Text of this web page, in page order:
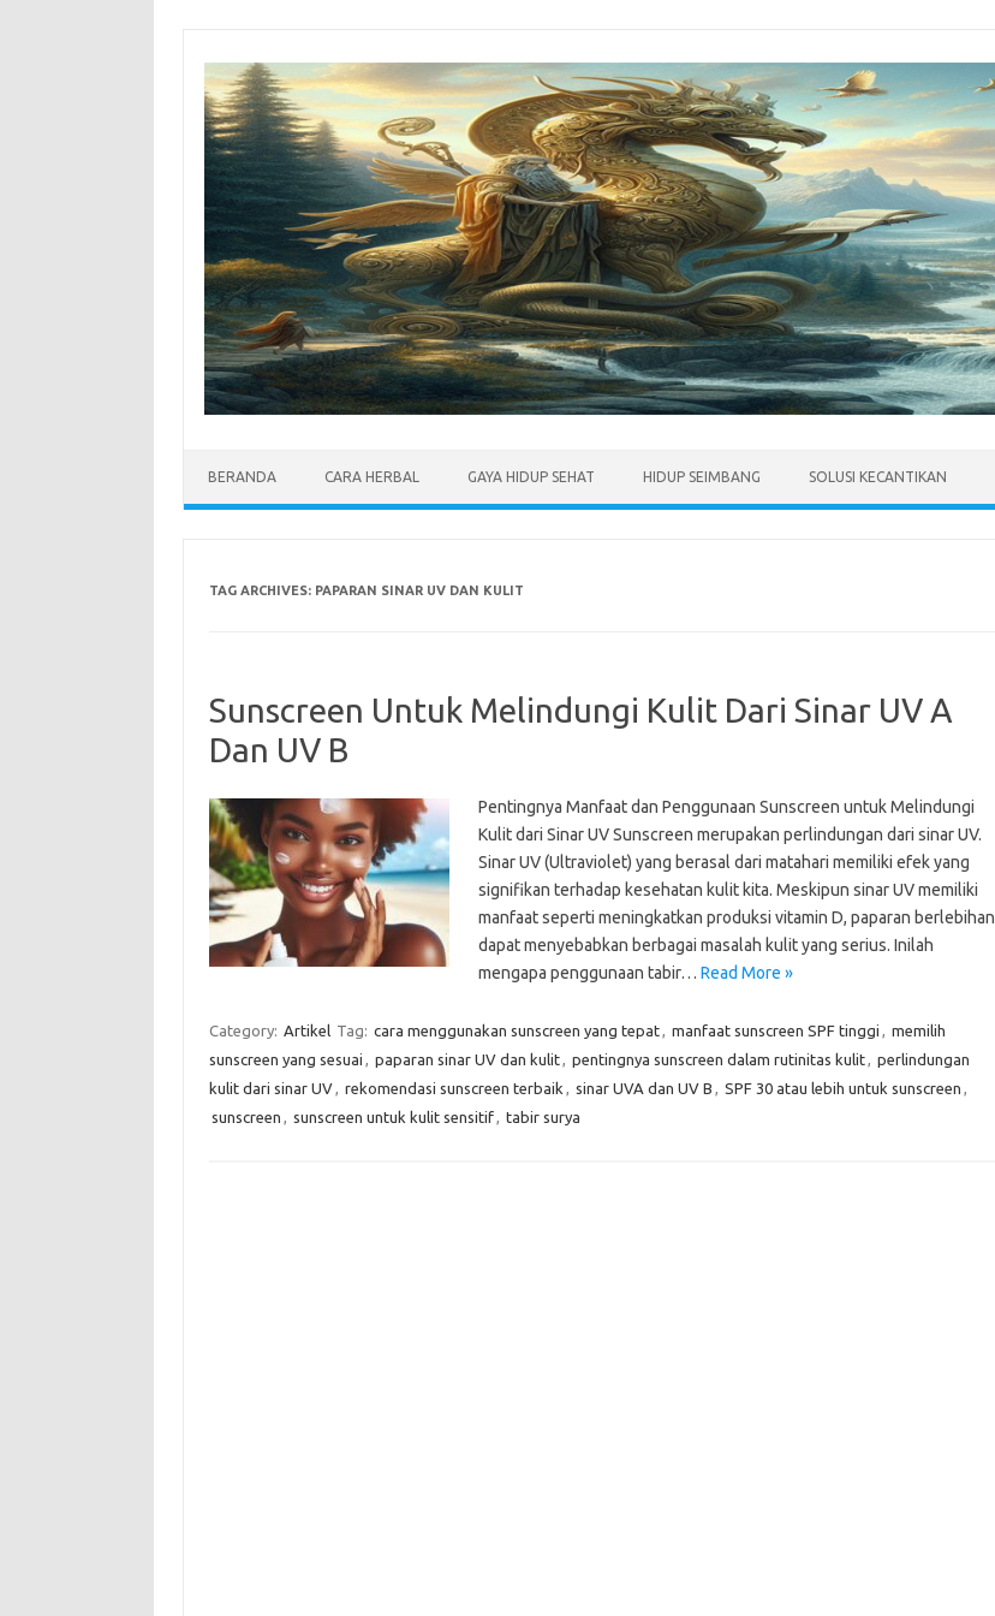
content
BERANDA CARA HERBAL GAYA HIDUP SEHAT HIDUP SEIMBANG SOLUSI KECANTIKAN
TAG ARCHIVES: PAPARAN SINAR UV DAN KULIT
Sunscreen Untuk Melindungi Kulit Dari Sinar UV A
Dan UV B
Pentingnya Manfaat dan Penggunaan Sunscreen untuk Melindungi
Kulit dari Sinar UV Sunscreen merupakan perlindungan dari sinar UV.
Sinar UV (Ultraviolet) yang berasal dari matahari memiliki efek yang
signifikan terhadap kesehatan kulit kita. Meskipun sinar UV memiliki
manfaat seperti meningkatkan produksi vitamin D, paparan berlebihan
dapat menyebabkan berbagai masalah kulit yang serius. Inilah
mengapa penggunaan tabir… Read More »
Category: Artikel Tag: cara menggunakan sunscreen yang tepat, manfaat sunscreen SPF tinggi , memilih
sunscreen yang sesuai , paparan sinar UV dan kulit, pentingnya sunscreen dalam rutinitas kulit, perlindungan
kulit dari sinar UV, rekomendasi sunscreen terbaik , sinar UVA dan UV B , SPF 30 atau lebih untuk sunscreen ,
sunscreen , sunscreen untuk kulit sensitif, tabir surya